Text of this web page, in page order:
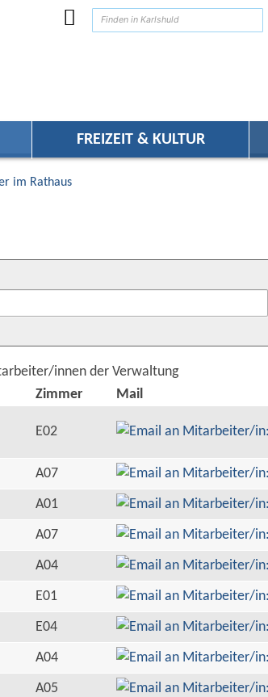
FREIZEIT & KULTUR
im Rathaus
innen der Verwaltung
Zimmer
Mail
E02
A07
A01
A07
A04
E01
E04
A04
A05